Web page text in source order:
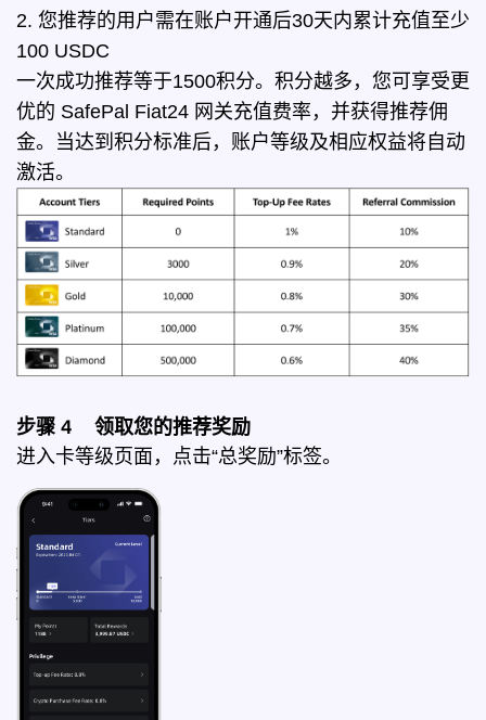
2. 您推荐的用户需在账户开通后30天内累计充值至少
100 USDC
一次成功推荐等于1500积分。积分越多，您可享受更
优的 SafePal Fiat24 网关充值费率，并获得推荐佣
金。当达到积分标准后，账户等级及相应权益将自动
激活。
步骤 4 领取您的推荐奖励
进入卡等级页面，点击“总奖励”标签。